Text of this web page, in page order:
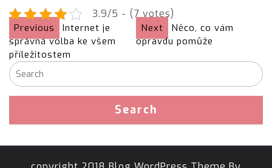
3.9/5 - (7 votes)
Previous
Internet je
správná volba ke všem
příležitostem
Next
Něco, co vám
opravdu pomůže